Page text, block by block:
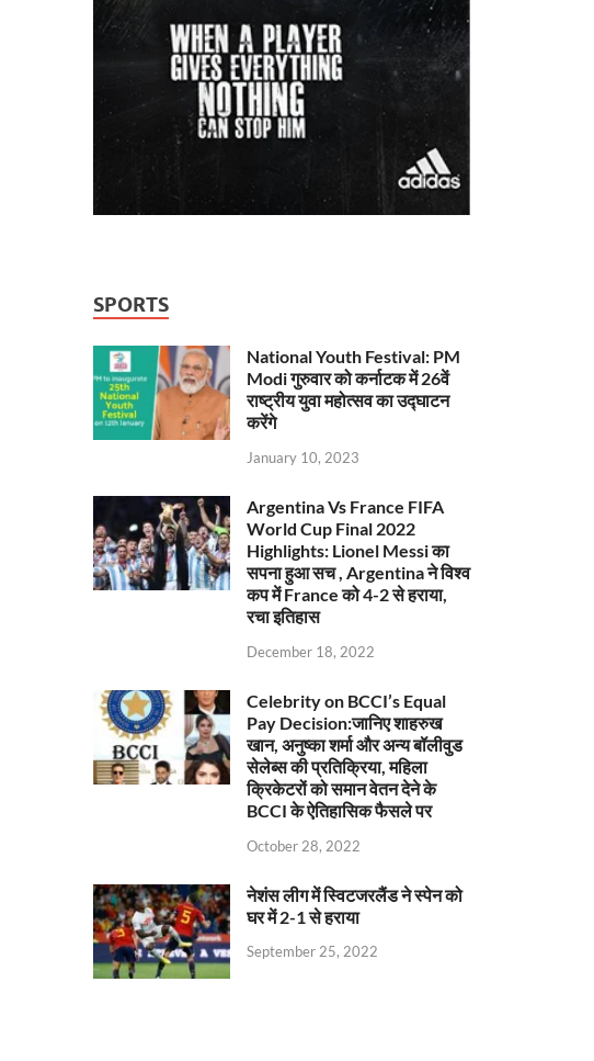
SPORTS
National Youth Festival: PM
Modi गुरुवार को कर्नाटक में 26वें
राष्ट्रीय युवा महोत्सव का उद्घाटन
करेंगे
January 10, 2023
Argentina Vs France FIFA
World Cup Final 2022
Highlights: Lionel Messi का
सपना हुआ सच , Argentina ने विश्व
कप में France को 4-2 से हराया,
रचा इतिहास
December 18, 2022
Celebrity on BCCI’s Equal
Pay Decision:जानिए शाहरुख
खान, अनुष्का शर्मा और अन्य बॉलीवुड
सेलेब्स की प्रतिक्रिया, महिला
क्रिकेटरों को समान वेतन देने के
BCCI के ऐतिहासिक फैसले पर
October 28, 2022
नेशंस लीग में स्विटजरलैंड ने स्पेन को
घर में 2-1 से हराया
September 25, 2022